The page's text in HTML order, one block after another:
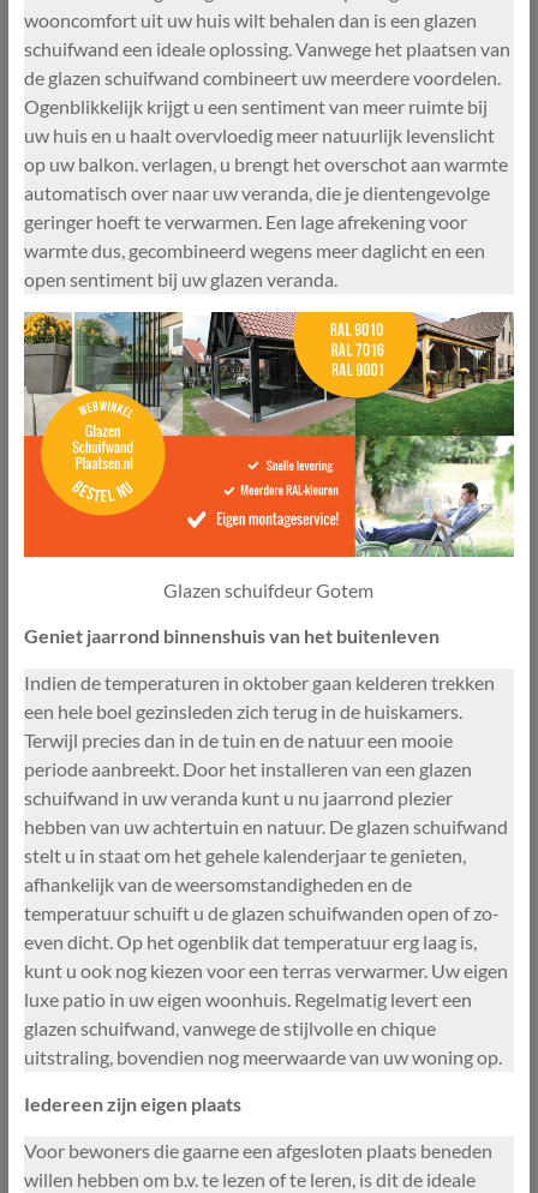
wooncomfort uit uw huis wilt behalen dan is een glazen
schuifwand een ideale oplossing. Vanwege het plaatsen van
de glazen schuifwand combineert uw meerdere voordelen.
Ogenblikkelijk krijgt u een sentiment van meer ruimte bij
uw huis en u haalt overvloedig meer natuurlijk levenslicht
op uw balkon. verlagen, u brengt het overschot aan warmte
automatisch over naar uw veranda, die je dientengevolge
geringer hoeft te verwarmen. Een lage afrekening voor
warmte dus, gecombineerd wegens meer daglicht en een
open sentiment bij uw glazen veranda.
Glazen schuifdeur Gotem
Geniet jaarrond binnenshuis van het buitenleven
Indien de temperaturen in oktober gaan kelderen trekken
een hele boel gezinsleden zich terug in de huiskamers.
Terwijl precies dan in de tuin en de natuur een mooie
periode aanbreekt. Door het installeren van een glazen
schuifwand in uw veranda kunt u nu jaarrond plezier
hebben van uw achtertuin en natuur. De glazen schuifwand
stelt u in staat om het gehele kalenderjaar te genieten,
afhankelijk van de weersomstandigheden en de
temperatuur schuift u de glazen schuifwanden open of zo-
even dicht. Op het ogenblik dat temperatuur erg laag is,
kunt u ook nog kiezen voor een terras verwarmer. Uw eigen
luxe patio in uw eigen woonhuis. Regelmatig levert een
glazen schuifwand, vanwege de stijlvolle en chique
uitstraling, bovendien nog meerwaarde van uw woning op.
Iedereen zijn eigen plaats
Voor bewoners die gaarne een afgesloten plaats beneden
willen hebben om b.v. te lezen of te leren, is dit de ideale